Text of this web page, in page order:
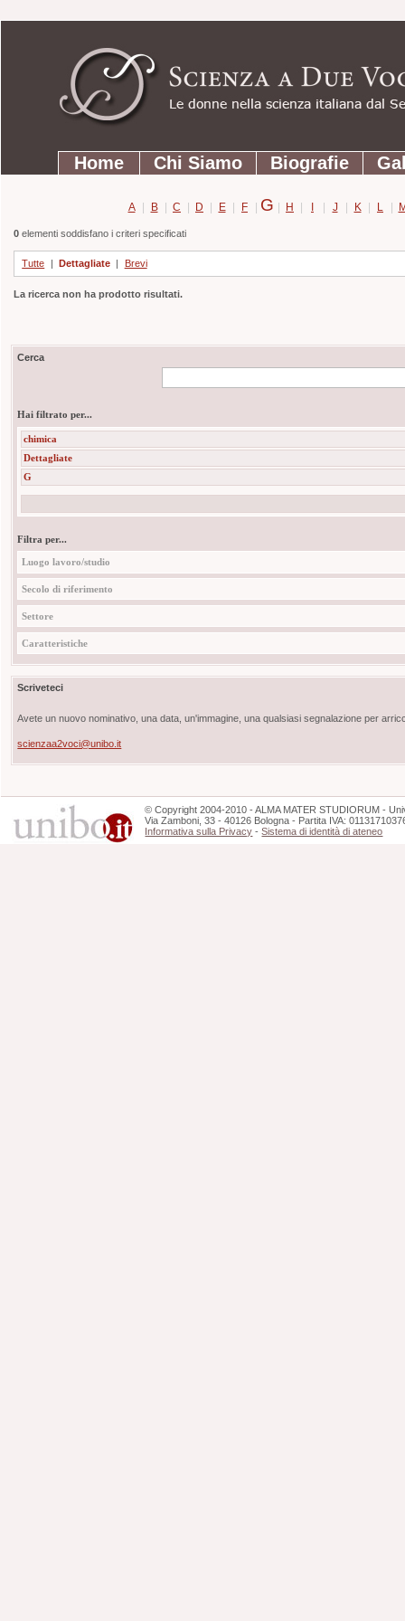
contenuti.
Strumenti
personali
SezioniHome Chi Siamo Biografie
A | B | C | D | E | F | G | H | I | J | K | L |
0elementi soddisfano i criteri specificati
Tutte | Dettagliate | Brevi
La ricerca non ha prodotto risultati.
Cerca
Hai filtrato per...
chimica
Dettagliate
G
Filtra per...
Luogo lavoro/studio
Secolo di riferimento
Settore
Caratteristiche
Scriveteci
Avete un nuovo nominativo, una data, un'immagine, una qualsiasi segnalazione per
scienzaa2voci@unibo.it
©Copyright 2004-2010 - ALMA MATER STUDIORUM -
Via Zamboni, 33 - 40126 Bologna - Partita IVA:
Informativa sulla Privacy -Sistema di identità di ateneo